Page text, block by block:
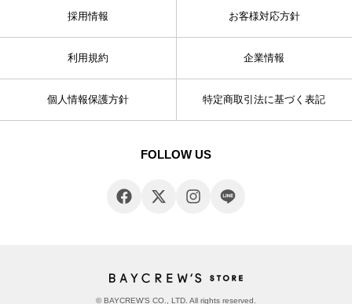
採用情報 お客様対応方針
利用規約 企業情報
個人情報保護方針 特定商取引法に基づく表記
FOLLOW US
© BAYCREW’S CO., LTD. All rights reserved.